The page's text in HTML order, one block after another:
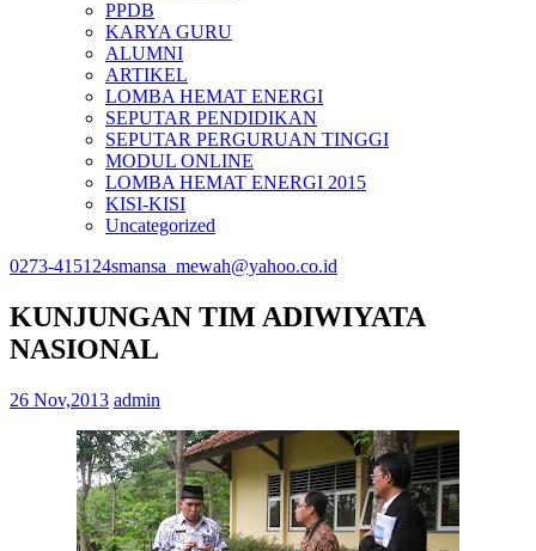
PPDB
KARYA GURU
ALUMNI
ARTIKEL
LOMBA HEMAT ENERGI
SEPUTAR PENDIDIKAN
SEPUTAR PERGURUAN TINGGI
MODUL ONLINE
LOMBA HEMAT ENERGI 2015
KISI-KISI
Uncategorized
0273-415124smansa_mewah@yahoo.co.id
KUNJUNGAN TIM ADIWIYATA
NASIONAL
26 Nov,2013 admin